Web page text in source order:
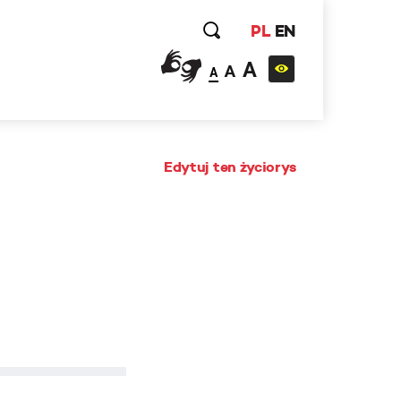
PL EN
A A A
Edytuj ten życiorys